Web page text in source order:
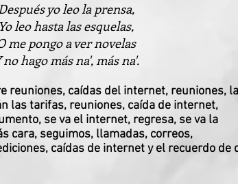
yo leo la prensa,
Yo leo hasta las esquelas,
me pongo a ver novelas
no hago más na', más na'.
reuniones, caídas del internet, reuniones, la
las tarifas, reuniones, caída de internet,
se va el internet, regresa, se va la
cara, seguimos, llamadas, correos,
caídas de internet y el recuerdo de